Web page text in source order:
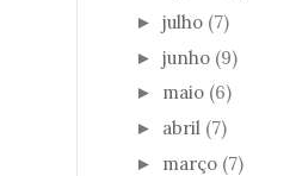
► julho (7)
► junho (9)
► maio (6)
► abril (7)
► março (7)